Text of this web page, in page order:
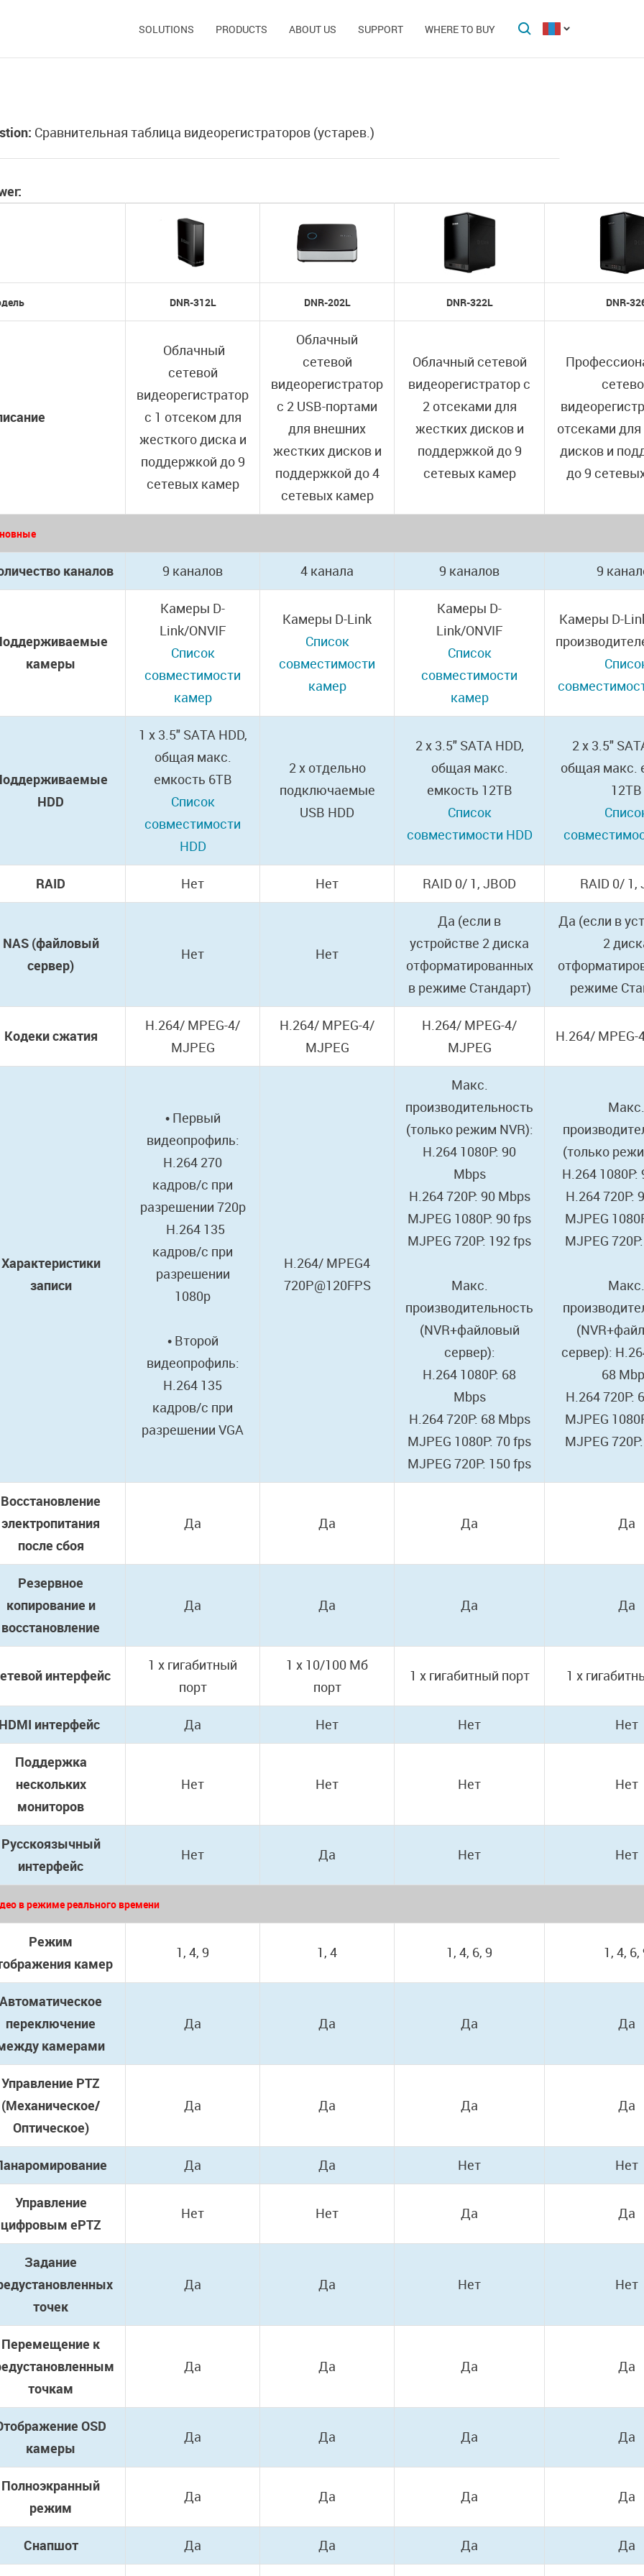
SOLUTIONS PRODUCTS ABOUT US SUPPORT WHERE TO BUY
Сравнительная таблица видеорегистраторов (устарев.)
DNR-312L DNR-202L DNR-322L DNR-
Облачный
сетевой
видеорегистратор
с 1 отсеком для
жесткого диска и
поддержкой до 9
сетевых камер
Облачный
сетевой
видеорегистратор
с 2 USB-портами
для внешних
жестких дисков и
поддержкой до 4
сетевых камер
Облачный сетевой
видеорегистратор с
2 отсеками для
жестких дисков и
поддержкой до 9
сетевых камер
отсеками
дисков и
до 9
каналов 9 каналов 4 канала 9 каналов 9
камеры
Камеры D-
Link/ONVIF
Список
совместимости
камер
Камеры D-Link
Список
совместимости
камер
Камеры D-
Link/ONVIF
Список
совместимости
камер
Камеры D-
HDD
1 x 3.5" SATA HDD,
общая макс.
емкость 6TB
Список
совместимости
HDD
2 х отдельно
подключаемые
USB HDD
2 x 3.5" SATA HDD,
общая макс.
емкость 12TB
Список
совместимости HDD
2 x 3.5"
общая макс.
12TB
RAID Нет Нет RAID 0/ 1, JBOD RAID 0/ 1,
NAS (файловый
сервер)
Нет Нет
Да (если в
устройстве 2 диска
отформатированных
в режиме Стандарт)
Да (если в
2
режиме
Кодеки сжатия
H.264/ MPEG-4/
MJPEG
H.264/ MPEG-4/
MJPEG
H.264/ MPEG-4/
MJPEG
H.264/ MPEG-
Характеристики
записи
• Первый
видеопрофиль:
H.264 270
кадров/c при
разрешении 720р
H.264 135
кадров/c при
разрешении
1080р
• Второй
видеопрофиль:
H.264 135
кадров/c при
разрешении VGA
H.264/ MPEG4
720P@120FPS
Макс.
производительность
(только режим NVR):
H.264 1080P: 90
Mbps
H.264 720P: 90 Mbps
MJPEG 1080P: 90 fps
MJPEG 720P: 192 fps
Макс.
производительность
(NVR+файловый
сервер):
H.264 1080P: 68
Mbps
H.264 720P: 68 Mbps
MJPEG 1080P: 70 fps
MJPEG 720P: 150 fps
Макс.
(только
H.264 1080P:
H.264 720P:
MJPEG
MJPEG
Макс.
сервер):
68
H.264 720P:
MJPEG
MJPEG
Восстановление
электропитания
после сбоя
Да Да Да Да
Резервное
копирование и
восстановление
Да Да Да Да
интерфейс
1 x гигабитный
порт
1 x 10/100 Мб
порт
1 x гигабитный порт 1 x
интерфейс Да Нет Нет Нет
Поддержка
нескольких
мониторов
Нет Нет Нет Нет
Русскоязычный
интерфейс
Нет Да Нет Нет
в режиме реального времени
Режим
камер
1, 4, 9 1, 4 1, 4, 6, 9 1, 4, 6,
Автоматическое
переключение
камерами
Да Да Да Да
Управление PTZ
(Механическое/
Оптическое)
Да Да Да Да
Да Да Нет Нет
Управление
цифровым ePTZ
Нет Нет Да Да
Задание
точек
Да Да Нет Нет
Перемещение к
точкам
Да Да Да Да
OSD
камеры
Да Да Да Да
Полноэкранный
режим
Да Да Да Да
Снапшот Да Да Да Да